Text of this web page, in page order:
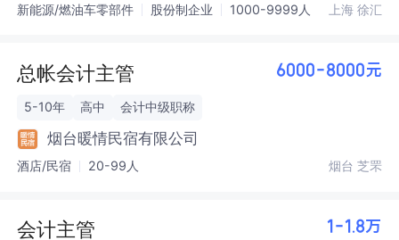
新能源/燃油车零部件 股份制企业 1000-9999人 上海 徐汇
总帐会计主管 6000-8000元
5-10年 高中 会计中级职称
烟台暖情民宿有限公司
酒店/民宿 20-99人 烟台 芝罘
会计主管 1-1.8万